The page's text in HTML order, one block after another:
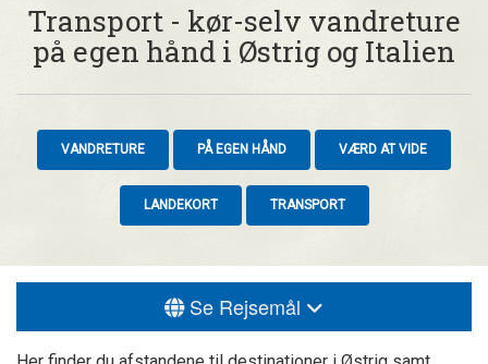
Transport - kør-selv vandreture
på egen hånd i Østrig og Italien
VANDRETURE PÅ EGEN HÅND VÆRD AT VIDE
LANDEKORT TRANSPORT
Se Rejsemål